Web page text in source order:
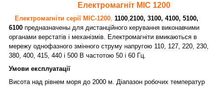
Електромагніт МІС 1200
Електромагніти серії МІС-1200 1100 2100, 3100, 4100, 5100,
6100 предназначены для дистанційного керування виконавчими
органами верстатів і механізмів. Електромагніти вмикаються в
мережу однофазного змінного струму напругою 110, 127, 220, 230,
380, 400, 415, 440 і 500 В частотою 50 і 60 Гц.
Умови експлуатації
Висота над рівнем моря до 2000 м. Діапазон робочих температур